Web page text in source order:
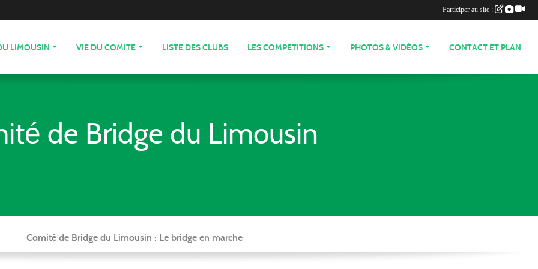
LIMOUSIN VIE DU COMITE LISTE DES CLUBS LES COMPETITIONS PHOTOS & VIDÉOS CONTACT ET PLAN
de Bridge du Limousin
Comité de Bridge du Limousin : Le bridge en marche
Participer au site :